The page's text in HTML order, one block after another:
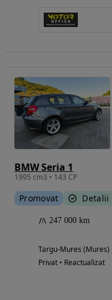
BMW Seria 1
1995 cm3 • 143 CP
Promovat Detalii
247 000 km
Targu-Mures (Mures)
Privat • Reactualizat